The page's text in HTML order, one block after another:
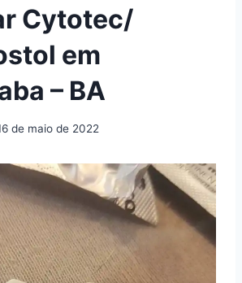
Cytotec/
em
– BA
de maio de 2022